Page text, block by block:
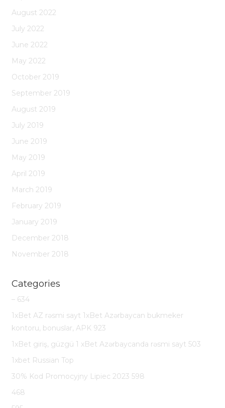
August 2022
July 2022
June 2022
May 2022
October 2019
September 2019
August 2019
July 2019
June 2019
May 2019
April 2019
March 2019
February 2019
January 2019
December 2018
November 2018
Categories
– 634
1xBet AZ rəsmi sayt 1xBet Azərbaycan bukmeker
kontoru, bonuslar, APK 923
1xBet giriş, güzgü 1 xBet Azərbaycanda rəsmi sayt 503
1xbet Russian Top
30% Kod Promocyjny Lipiec 2023 598
468